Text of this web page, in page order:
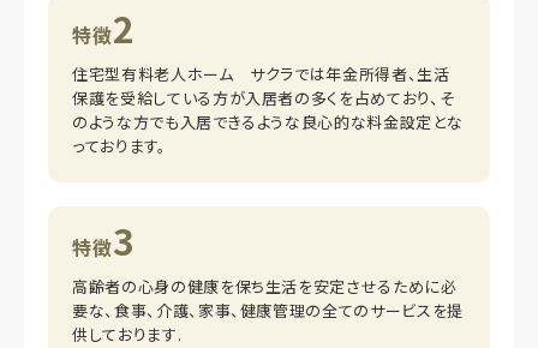
特徴2
住宅型有料老人ホーム サクラでは年金所得者、生活
保護を受給している方が入居者の多くを占めており、そ
のような方でも入居できるような良心的な料金設定とな
っております。
特徴3
高齢者の心身の健康を保ち生活を安定させるために必
要な、食事、介護、家事、健康管理の全てのサービスを提
供しております.